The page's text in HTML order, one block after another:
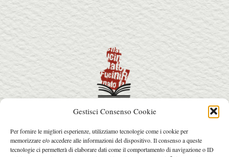
Gestisci Consenso Cookie
Per fornire le migliori esperienze, utilizziamo tecnologie come i cookie per
memorizzare e/o accedere alle informazioni del dispositivo. Il consenso a queste
tecnologie ci permetterà di elaborare dati come il comportamento di navigazione o ID
info@premiorenatofucini.it
arcainfo@arcafactory.it
Tel. 0564 077031 - 328 7631017